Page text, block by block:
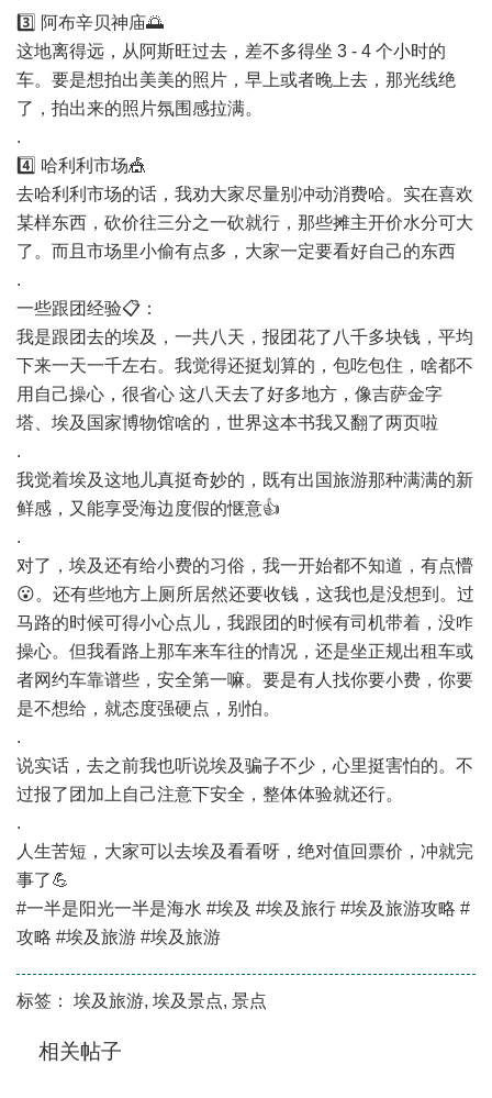
3️⃣ 阿布辛贝神庙🌅
这地离得远，从阿斯旺过去，差不多得坐 3 - 4 个小时的
车。要是想拍出美美的照片，早上或者晚上去，那光线绝
了，拍出来的照片氛围感拉满。
.
4️⃣ 哈利利市场🎪
去哈利利市场的话，我劝大家尽量别冲动消费哈。实在喜欢
某样东西，砍价往三分之一砍就行，那些摊主开价水分可大
了。而且市场里小偷有点多，大家一定要看好自己的东西
.
一些跟团经验📋：
我是跟团去的埃及，一共八天，报团花了八千多块钱，平均
下来一天一千左右。我觉得还挺划算的，包吃包住，啥都不
用自己操心，很省心 这八天去了好多地方，像吉萨金字
塔、埃及国家博物馆啥的，世界这本书我又翻了两页啦
.
我觉着埃及这地儿真挺奇妙的，既有出国旅游那种满满的新
鲜感，又能享受海边度假的惬意👍
.
对了，埃及还有给小费的习俗，我一开始都不知道，有点懵
😮。还有些地方上厕所居然还要收钱，这我也是没想到。过
马路的时候可得小心点儿，我跟团的时候有司机带着，没咋
操心。但我看路上那车来车往的情况，还是坐正规出租车或
者网约车靠谱些，安全第一嘛。要是有人找你要小费，你要
是不想给，就态度强硬点，别怕。
.
说实话，去之前我也听说埃及骗子不少，心里挺害怕的。不
过报了团加上自己注意下安全，整体体验就还行。
.
人生苦短，大家可以去埃及看看呀，绝对值回票价，冲就完
事了💪
#一半是阳光一半是海水 #埃及 #埃及旅行 #埃及旅游攻略 #
攻略 #埃及旅游 #埃及旅游
标签： 埃及旅游, 埃及景点, 景点
相关帖子